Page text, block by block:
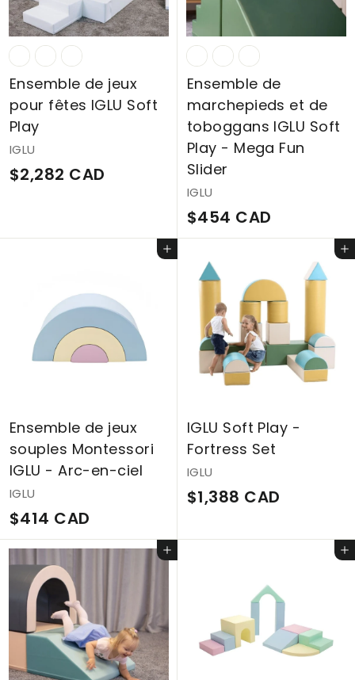
Ensemble de jeux
pour fêtes IGLU Soft
Play
IGLU
$2,282 CAD
2
2
C
A
D
Ensemble de
marchepieds et de
toboggans IGLU Soft
Play - Mega Fun
Slider
IGLU
$454 CAD
4
4
C
D
Ajouter au panier
Ensemble de jeux
souples Montessori
IGLU - Arc-en-ciel
IGLU
$414 CAD
4
A
D
Ajouter au panier
IGLU Soft Play -
Fortress Set
IGLU
$1,388 CAD
,
8
8
C
A
Ajouter au panier Ajouter au panier